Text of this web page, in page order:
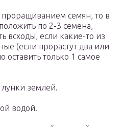
проращиванием семян, то в
по 2-3 семена,
всходы, если какие-то из
(если прорастут два или
оставить только 1 самое
лунки землей.
водой.